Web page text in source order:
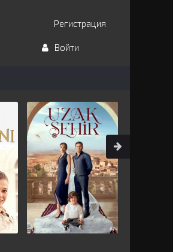
Регистрация
Войти